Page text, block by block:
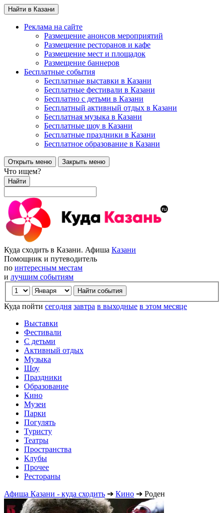
Найти в Казани
Реклама на сайте
Размещение анонсов мероприятий
Размещение ресторанов и кафе
Размещение мест и площадок
Размещение баннеров
Бесплатные события
Бесплатные выставки в Казани
Бесплатные фестивали в Казани
Бесплатно с детьми в Казани
Бесплатный активный отдых в Казани
Бесплатная музыка в Казани
Бесплатные шоу в Казани
Бесплатные праздники в Казани
Бесплатное образование в Казани
Открыть меню Закрыть меню
Что ищем?
Найти
Куда сходить в Казани. Афиша Казани
Помощник и путеводитель
по интересным местам
и лучшим событиям
Куда пойти сегодня завтра в выходные в этом месяце
Выставки
Фестивали
С детьми
Активный отдых
Музыка
Шоу
Праздники
Образование
Кино
Музеи
Парки
Погулять
Туристу
Театры
Пространства
Клубы
Прочее
Рестораны
Афиша Казани - куда сходить ➔ Кино ➔ Роден